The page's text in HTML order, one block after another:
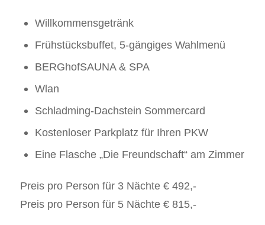
Willkommensgetränk
Frühstücksbuffet, 5-gängiges Wahlmenü
BERGhofSAUNA & SPA
Wlan
Schladming-Dachstein Sommercard
Kostenloser Parkplatz für Ihren PKW
Eine Flasche „Die Freundschaft“ am Zimmer
Preis pro Person für 3 Nächte € 492,-
Preis pro Person für 5 Nächte € 815,-